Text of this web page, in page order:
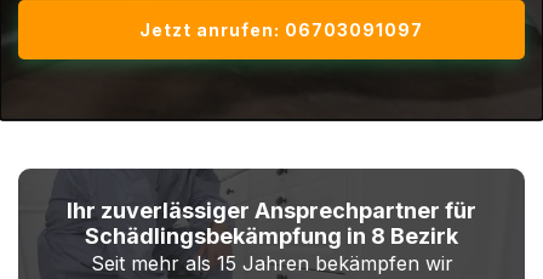
Jetzt anrufen: 06703091097
Ihr zuverlässiger Ansprechpartner für
Schädlingsbekämpfung in 8 Bezirk
Seit mehr als 15 Jahren bekämpfen wir